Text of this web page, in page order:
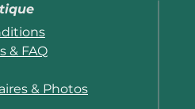
& FAQ
& Photos